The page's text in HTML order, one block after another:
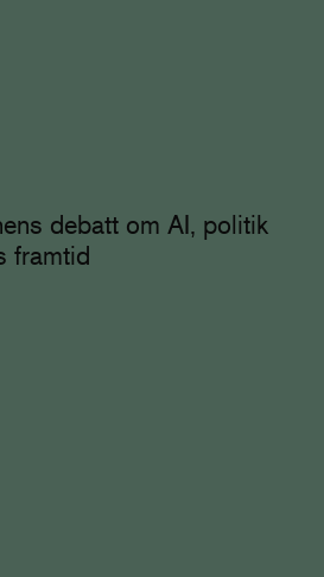
debatt om AI, politik
framtid